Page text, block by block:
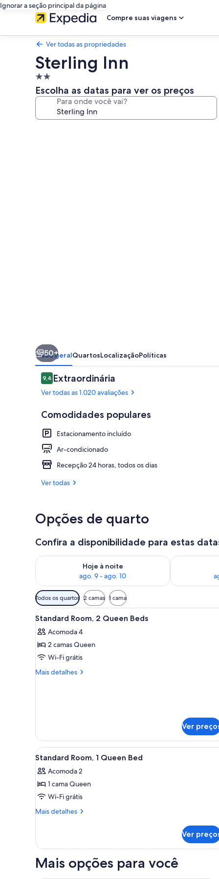
Ignorar a seção principal da página
Compre suas viagens
Ver todas as propriedades
Sterling Inn
Propriedade
2.0
estrelas
Escolha as datas para ver os preços
Para onde você vai?
50+
Visão geralQuartosLocalizaçãoPolíticas
Avaliações
9,49,4 de 10
Extraordinária
Ver todas as 1.020 avaliações
Comodidades populares
Estacionamento incluído
Ar-condicionado
Recepção 24 horas, todos os dias
Ver todas
Opções de quarto
Confira a disponibilidade para estas
Hoje à noite
ago. 9 - ago. 10
Verifica a disponibilidade para esta noite, ago. 9 -
Verifica a
Filtros
disponíveis
para
quartos
Todos os quartos 2 camas 1 cama
Carrega
todas
as
fotos
de
Standard
Quarto de hotel com duas
3
Standard Room, 2 Queen Beds
Acomoda 4
2 camas Queen
Wi-Fi grátis
Mais detalhes
Mais
Beds
Ver
Carrega
todas
as
fotos
de
Standard
Queen
Quarto de hotel com
29
Standard Room, 1 Queen Bed
Acomoda 2
1 cama Queen
Wi-Fi grátis
Mais detalhes
Mais
Room,
Queen
Ver
Mais opções para você